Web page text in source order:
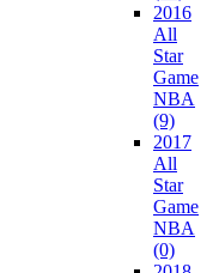
2016
All
Star
Game
NBA
(9)
2017
All
Star
Game
NBA
(0)